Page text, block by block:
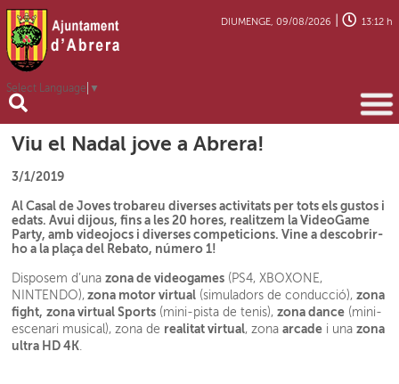
Select Language ▼
DIUMENGE, 09/08/2026 13:12 h
Viu el Nadal jove a Abrera!
3/1/2019
Al Casal de Joves trobareu diverses activitats per tots els gustos i
edats. Avui dijous, fins a les 20 hores, realitzem la VideoGame
Party, amb videojocs i diverses competicions. Vine a descobrir-
ho a la plaça del Rebato, número 1!
Disposem d’unazona de videogames (PS4, XBOXONE,
NINTENDO), zona motor virtual (simuladors de conducció),zona
fight, zona virtual Sports (mini-pista de tenis),zona dance (mini-
escenari musical), zona de realitat virtual, zonaarcade i unazona
ultra HD 4K.